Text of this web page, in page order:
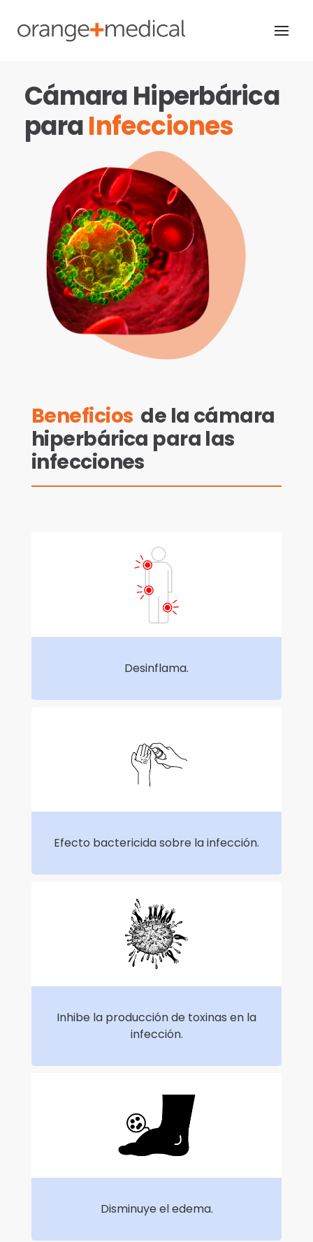
content
Cámara Hiperbárica
paraInfecciones
Beneficios de la cámara
hiperbárica para las
infecciones
Desinflama.
Efecto bactericida sobre la infección.
Inhibe la producción de toxinas en la
infección.
Disminuye el edema.